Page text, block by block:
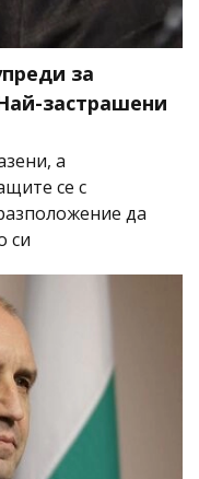
за
застрашени
а
се с
да
си